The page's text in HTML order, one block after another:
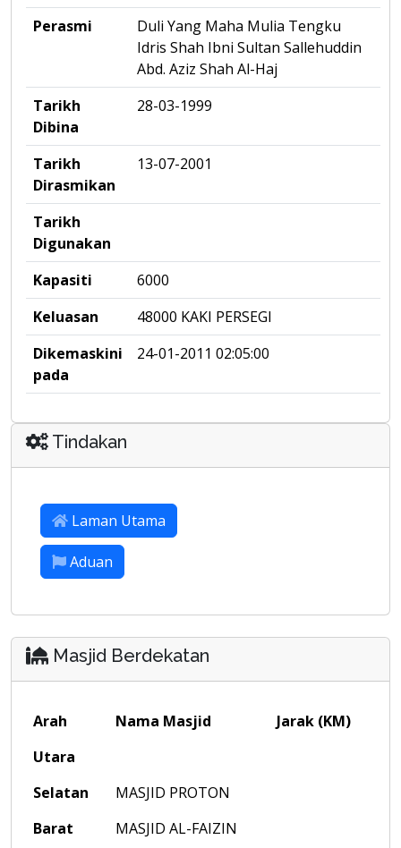
Perasmi
Duli Yang Maha Mulia Tengku
Idris Shah Ibni Sultan Sallehuddin
Abd. Aziz Shah Al-Haj
Tarikh
Dibina
28-03-1999
Tarikh
Dirasmikan
13-07-2001
Tarikh
Digunakan
Kapasiti
6000
Keluasan
48000 KAKI PERSEGI
Dikemaskini
pada
24-01-2011 02:05:00
Tindakan
Laman Utama
Aduan
Masjid Berdekatan
Arah Nama Masjid
Jarak (KM)
Utara
Selatan
MASJID PROTON
Barat
MASJID AL-FAIZIN